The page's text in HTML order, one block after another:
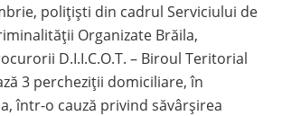
polițiști din cadrul Serviciului de
Organizate Brăila,
D.I.I.C.O.T. – Biroul Teritorial
3 percheziții domiciliare, în
într-o cauză privind săvârșirea